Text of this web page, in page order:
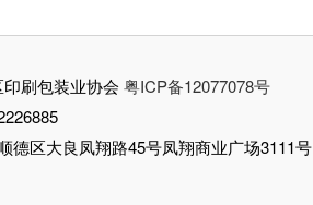
刷包装业协会 粤ICP备12077078号
德区大良凤翔路45号凤翔商业广场3111号